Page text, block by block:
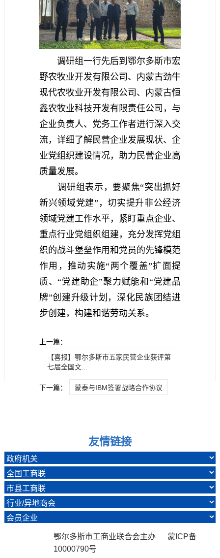
调研组一行先后到鄂尔多斯市宏
野农牧业开发有限公司、内蒙古劲牛
现代农牧业开发有限公司、内蒙古恒
鑫农牧业科技开发有限责任公司，与
企业负责人、党务工作者进行深入交
流，详细了解民营企业发展现状、企
业党组织建设情况，助力民营企业高
质量发展。
调研组表示，要聚焦“突出抓好
新兴领域党建”，切实提升非公经济
领域党建工作水平，紧盯重点企业、
重点行业党组织组建，充分发挥党组
织的战斗堡垒作用和党员的先锋模范
作用，推动实施“两个覆盖”扩面提
质、“党建助企”聚力赋能和“党建品
牌”创建升级计划，深化民族团结进
步创建，构建和谐劳动关系。
上一篇：
【喜报】鄂尔多斯市五家民营企业获评第
七届全国文...
下一篇： 蒙泰与IBM签署战略合作协议
友情链接
鄂尔多斯市工商业联合会主办 蒙ICP备
10000790号